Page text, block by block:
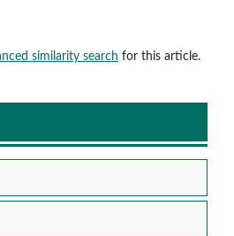
similarity search for this article.